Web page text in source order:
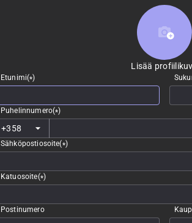
Lisää
Lisää
Etunimi(*)
Puhelinnumero(*)
Sähköpostiosoite(*)
Katuosoite(*)
Postinumero